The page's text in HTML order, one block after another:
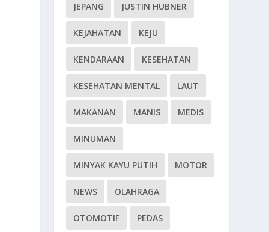
JEPANG JUSTIN HUBNER
KEJAHATAN KEJU
KENDARAAN KESEHATAN
KESEHATAN MENTAL LAUT
MAKANAN MANIS MEDIS
MINUMAN
MINYAK KAYU PUTIH MOTOR
NEWS OLAHRAGA
OTOMOTIF PEDAS